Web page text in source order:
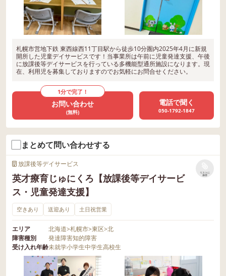
札幌市営地下鉄 東西線西11丁目駅から徒歩10分圏内2025年4月に新規
開所した児童デイサービスです！当事業所は午前に児童発達支援、午後
に放課後等デイサービスを行っている多機能型通所施設になります。現
在、利用児を募集しておりますのでお気軽にお問合せください。
1分で完了！
お問い合わせ
(無料)
電話で聞く
050-1792-1847
まとめて問い合わせする
放課後等デイサービス
英才療育じゅにくろ【放課後等デイサービ
ス・児童発達支援】
リストに
保存
空きあり 送迎あり 土日祝営業
エリア 北海道>札幌市>東区>北
障害種別
発達障害知的障害
受け入れ年齢未就学小学生中学生高校生